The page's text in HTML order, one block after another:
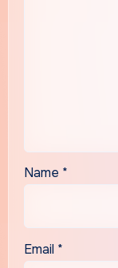
Name *
Email *